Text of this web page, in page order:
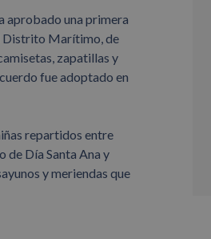
aprobado una primera
Distrito Marítimo, de
zapatillas y
fue adoptado en
repartidos entre
de Día Santa Ana y
y meriendas que